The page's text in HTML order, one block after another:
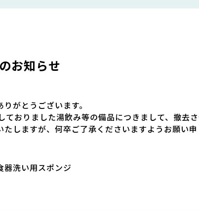
お知らせ
がとうございます。
おりました湯飲み等の備品につきまして、撤去
しますが、何卒ご了承くださいますようお願い申
器洗い用スポンジ